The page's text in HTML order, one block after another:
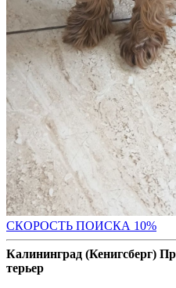
СКОРОСТЬ ПОИСКА 10%
Калининград (Кенигсберг)
терьер